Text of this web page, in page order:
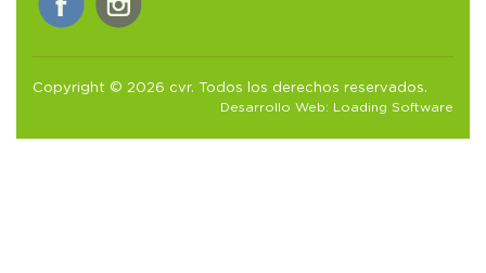
Copyright © 2026 cvr. Todos los derechos reservados.
Desarrollo Web: Loading Software